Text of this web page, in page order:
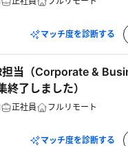
マッチ度を診断する
当（Corporate &
終了しました）
正社員 フルリモート
マッチ度を診断する